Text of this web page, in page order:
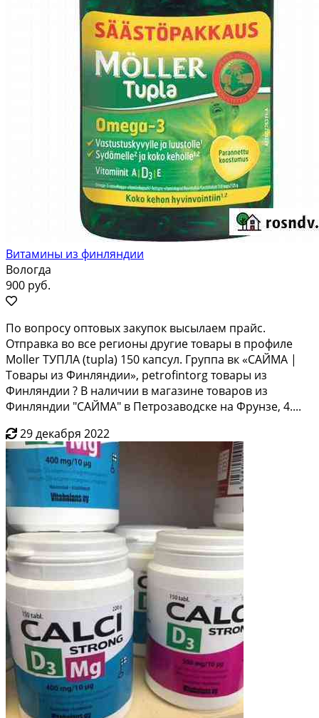
Витамины из финляндии
Вологда
900 руб.
По вопросу оптовых закупок высылаем прайс.
Отправка во все регионы другие товары в профиле
Moller ТУПЛА (tupla) 150 капсул. Группа вк «САЙМА |
Товары из Финляндии», petrofintorg товары из
Финляндии ? В наличии в магазине товаров из
Финляндии "САЙМА" в Петрозаводске на Фрунзе, 4....
29 декабря 2022